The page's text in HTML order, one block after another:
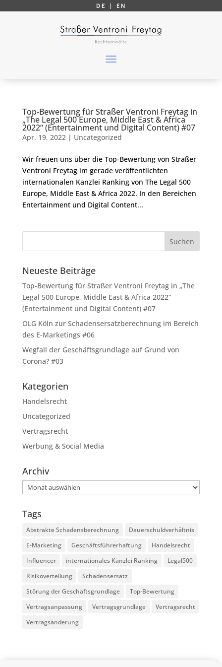
DE | EN
Top-Bewertung für Straßer Ventroni Freytag in
„The Legal 500 Europe, Middle East & Africa
2022“ (Entertainment und Digital Content) #07
Apr. 19, 2022| Uncategorized
Wir freuen uns über die Top-Bewertung von Straßer
Ventroni Freytag im gerade veröffentlichten
internationalen Kanzlei Ranking von The Legal 500
Europe, Middle East & Africa 2022. In den Bereichen
Entertainment und Digital Content...
Neueste Beiträge
Top-Bewertung für Straßer Ventroni Freytag in „The
Legal 500 Europe, Middle East & Africa 2022“
(Entertainment und Digital Content) #07
OLG Köln zur Schadensersatzberechnung im Bereich
des E-Marketings #06
Wegfall der Geschäftsgrundlage auf Grund von
Corona? #03
Kategorien
Handelsrecht
Uncategorized
Vertragsrecht
Werbung & Social Media
Archiv
Archiv
Tags
Abstrakte Schadensberechnung
Dauerschuldverhältnis
E-Marketing
Geschäftsführerhaftung
Handelsrecht
Influencer
internationales Kanzlei Ranking
Legal500
Risikoverteilung
Schadensersatz
Störung der Geschäftsgrundlage
Top-Bewertung
Vertragsanpassung
Vertragsgrundlage
Vertragsrecht
Vertragsänderung